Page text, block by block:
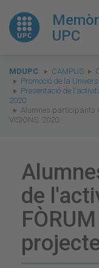
UPC
You
are
here:
MDUPC CAMPUS
Promoció de la
Presentació de
2020
Alumnes participants
VISIONS. 2020
de